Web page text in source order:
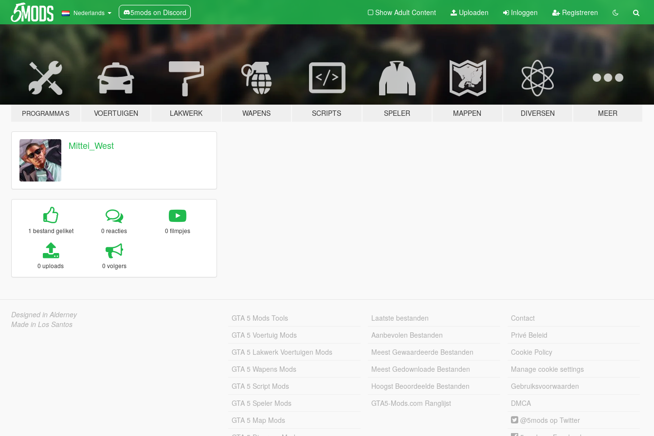
Nederlands 5mods on Discord Show Adult Content Uploaden Inloggen Registreren
PROGRAMMA'S VOERTUIGEN LAKWERK WAPENS SCRIPTS SPELER MAPPEN DIVERSEN MEER
Mittei_West
1 bestand geliket 0 reacties 0 filmpjes
0 uploads 0 volgers
Designed in Alderney
Made in Los Santos
GTA 5 Mods Tools
GTA 5 Voertuig Mods
GTA 5 Lakwerk Voertuigen Mods
GTA 5 Wapens Mods
GTA 5 Script Mods
GTA 5 Speler Mods
GTA 5 Map Mods
Laatste bestanden
Aanbevolen Bestanden
Meest Gewaardeerde Bestanden
Meest Gedownloade Bestanden
Hoogst Beoordeelde Bestanden
GTA5-Mods.com Ranglijst
Contact
Privé Beleid
Cookie Policy
Manage cookie settings
Gebruiksvoorwaarden
DMCA
@5mods op Twitter